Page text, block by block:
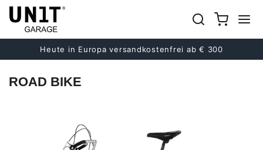
Heute in Europa versandkostenfrei ab € 300
ROAD BIKE